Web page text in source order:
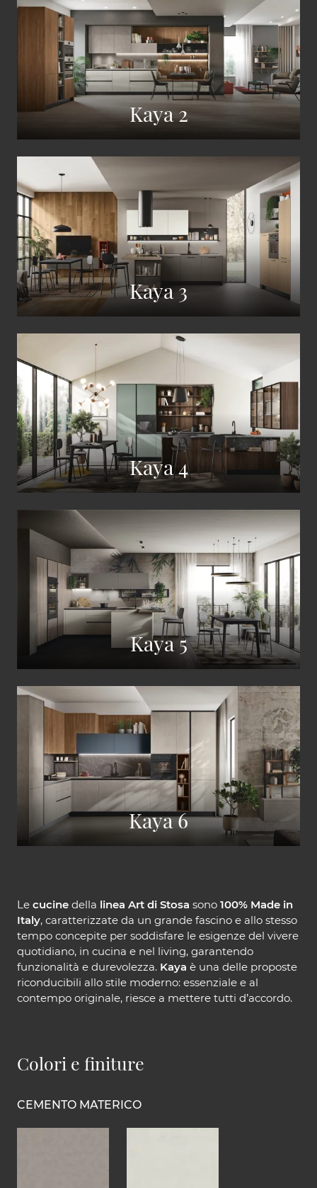
Kaya 2
Kaya 3
Kaya 4
Kaya 5
Kaya 6
Le cucine della linea Art di Stosa sono 100% Made in
Italy, caratterizzate da un grande fascino e allo stesso
tempo concepite per soddisfare le esigenze del vivere
quotidiano, in cucina e nel living, garantendo
funzionalità e durevolezza. Kaya è una delle proposte
riconducibili allo stile moderno: essenziale e al
contempo originale, riesce a mettere tutti d’accordo.
Colori e finiture
CEMENTO MATERICO